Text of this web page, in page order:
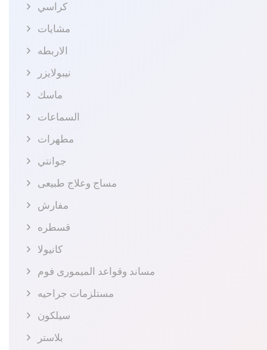
كراسي
مشايات
الاربطه
نيبولايزر
ماسك
السماعات
مطهرات
جوانتي
مساج وعلاج طبيعى
مفارش
قسطره
كانيولا
مساند وقواعد الميمورى فوم
مستلزمات جراحيه
سيلكون
بلاستر